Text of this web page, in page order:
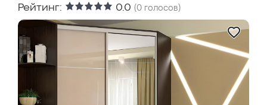
Рейтинг: 0.0 (0 голосов)